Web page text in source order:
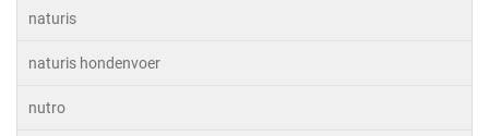
naturis
naturis hondenvoer
nutro